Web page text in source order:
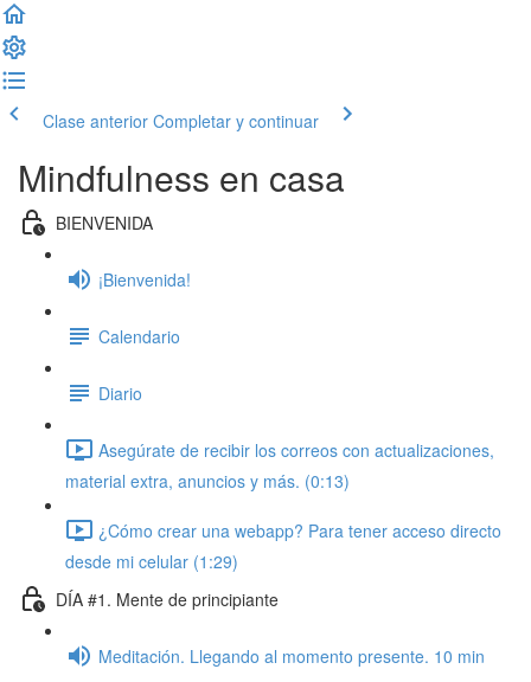
Clase anterior Completar y continuar
Mindfulness en casa
BIENVENIDA
¡Bienvenida!
Calendario
Diario
Asegúrate de recibir los correos con actualizaciones,
material extra, anuncios y más. (0:13)
¿Cómo crear una webapp? Para tener acceso directo
desde mi celular (1:29)
DÍA #1. Mente de principiante
Meditación. Llegando al momento presente. 10 min